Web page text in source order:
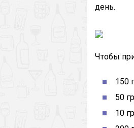
день.
Чтобы
150
50
10